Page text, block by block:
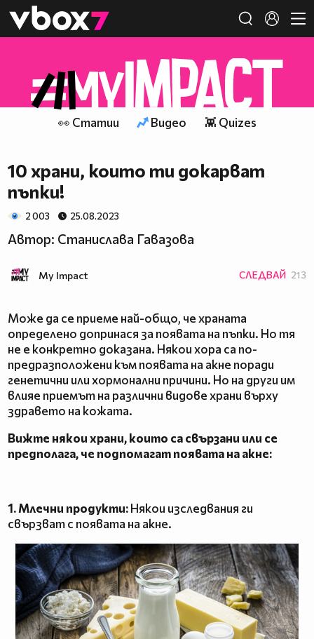
👾
👀 Статии Видео 👾 Quizes
10 храни, които ти докарват
пъпки!
2 003 25.08.2023
Автор: Станислава Гавазова
My Impact СЛЕДВАЙ 213
Може да се приеме най-общо, че храната
определено допринася за появата на пъпки. Но тя
не е конкретно доказана. Някои хора са по-
предразположени към появата на акне поради
генетични или хормонални причини. Но на други им
влияе приемът на различни видове храни върху
здравето на кожата.
Вижте някои храни, които са свързани или се
предполага, че подпомагат появата на акне:
1. Млечни продукти:Някои изследвания ги
свързват с появата на акне.